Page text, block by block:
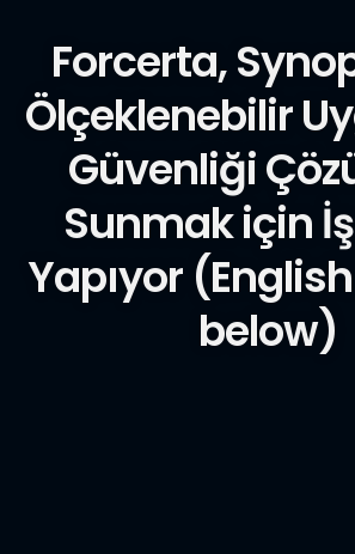
Forcerta,
Ölçeklenebilir
Güvenliği
Sunmak için
Yapıyor
below)